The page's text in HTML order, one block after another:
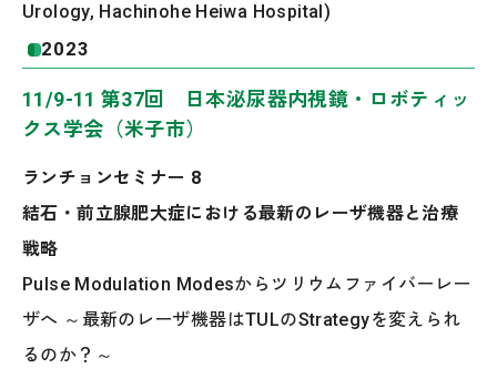
Urology, Hachinohe Heiwa Hospital)
2023
11/9-11 第37回 日本泌尿器内視鏡・ロボティッ
クス学会（米子市）
ランチョンセミナー 8
結石・前立腺肥大症における最新のレーザ機器と治療
戦略
Pulse Modulation Modesからツリウムファイバーレー
ザへ ～最新のレーザ機器はTULのStrategyを変えられ
るのか？～